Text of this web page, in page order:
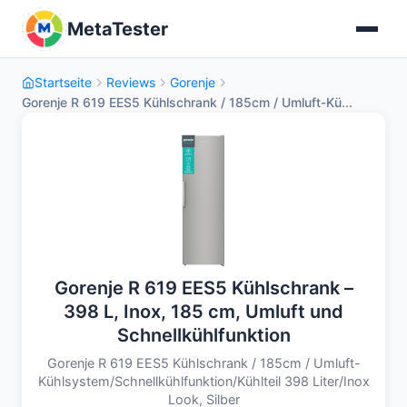
MetaTester
Startseite Reviews
Gorenje
Gorenje R 619 EES5 Kühlschrank / 185cm / Umluft-Kü...
Gorenje R 619 EES5 Kühlschrank –
398 L, Inox, 185 cm, Umluft und
Schnellkühlfunktion
Gorenje R 619 EES5 Kühlschrank / 185cm / Umluft-
Kühlsystem/Schnellkühlfunktion/Kühlteil 398 Liter/Inox
Look, Silber